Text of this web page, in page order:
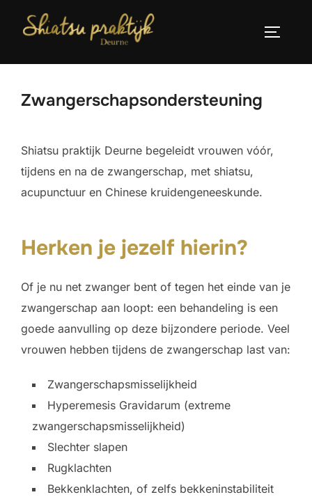
inhoud
Zwangerschapsondersteuning
Shiatsu praktijk Deurne begeleidt vrouwen vóór,
tijdens en na de zwangerschap, met shiatsu,
acupunctuur en Chinese kruidengeneeskunde.
Herken je jezelf hierin?
Of je nu net zwanger bent of tegen het einde van je
zwangerschap aan loopt: een behandeling is een
goede aanvulling op deze bijzondere periode. Veel
vrouwen hebben tijdens de zwangerschap last van:
Zwangerschapsmisselijkheid
Hyperemesis Gravidarum (extreme
zwangerschapsmisselijkheid)
Slechter slapen
Rugklachten
Bekkenklachten, of zelfs bekkeninstabiliteit